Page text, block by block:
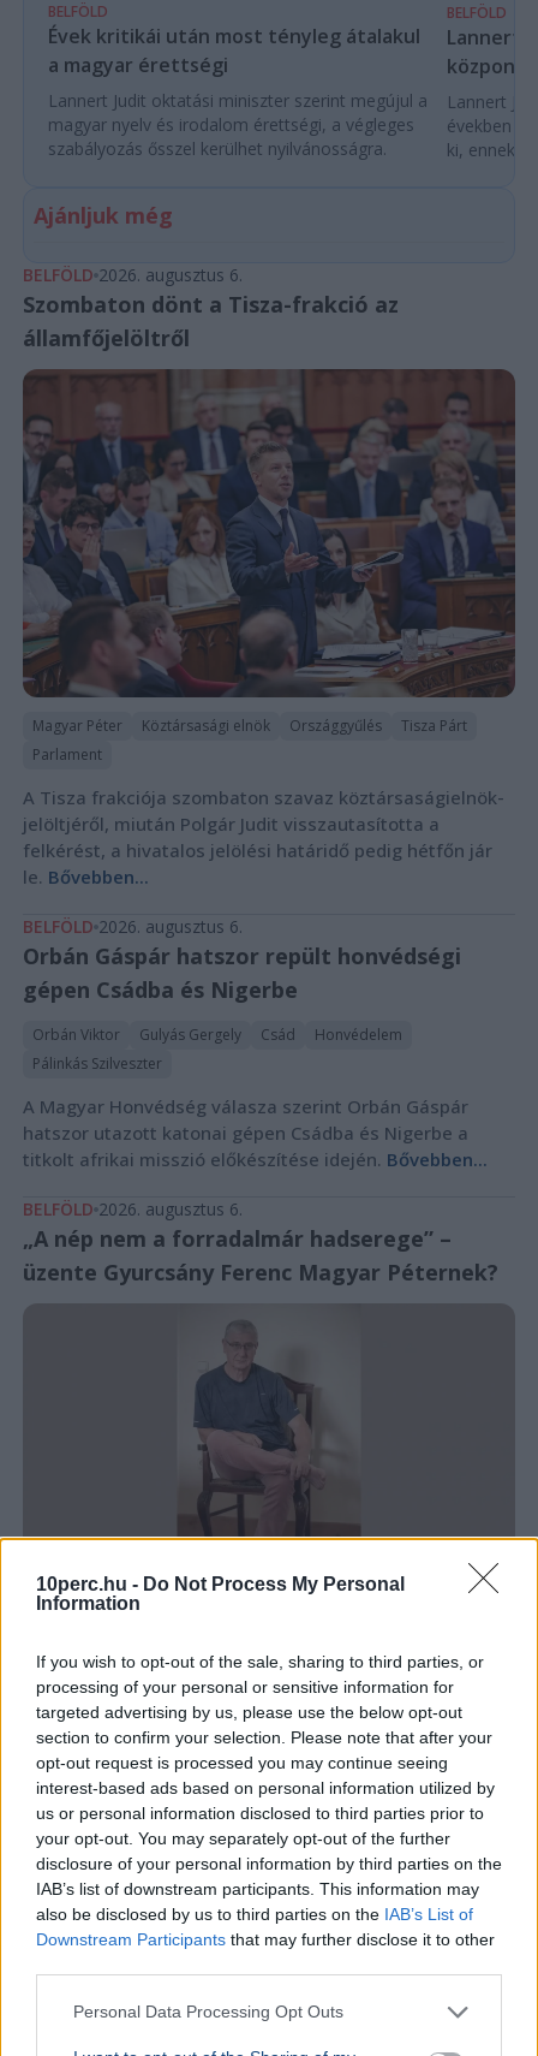
10perc.hu - Do Not Process My Personal
Information
If you wish to opt-out of the sale, sharing to third parties, or
processing of your personal or sensitive information for
targeted advertising by us, please use the below opt-out
section to confirm your selection. Please note that after your
opt-out request is processed you may continue seeing
interest-based ads based on personal information utilized by
us or personal information disclosed to third parties prior to
your opt-out. You may separately opt-out of the further
disclosure of your personal information by third parties on the
IAB’s list of downstream participants. This information may
also be disclosed by us to third parties on the IAB’s List of
Downstream Participants that may further disclose it to other
Personal Data Processing Opt Outs
BELFÖLD
Évek kritikái után most tényleg átalakul
a magyar érettségi
Lannert Judit oktatási miniszter szerint megújul a
magyar nyelv és irodalom érettségi, a végleges
szabályozás ősszel kerülhet nyilvánosságra.
BELFÖLD
Lannert
Lannert
években
ki, ennek
Ajánljuk még
BELFÖLD 2026. augusztus 6.
Szombaton dönt a Tisza-frakció az
államfőjelöltről
Magyar Péter Köztársasági elnök Országgyűlés
Tisza Párt
Parlament
A Tisza frakciója szombaton szavaz köztársaságielnök-
jelöltjéről, miután Polgár Judit visszautasította a
felkérést, a hivatalos jelölési határidő pedig hétfőn jár
le. Bővebben...
BELFÖLD 2026. augusztus 6.
Orbán Gáspár hatszor repült honvédségi
gépen Csádba és Nigerbe
Orbán Viktor Gulyás Gergely Csád
Honvédelem
Pálinkás Szilveszter
A Magyar Honvédség válasza szerint Orbán Gáspár
hatszor utazott katonai gépen Csádba és Nigerbe a
titkolt afrikai misszió előkészítése idején. Bővebben...
BELFÖLD 2026. augusztus 6.
„A nép nem a forradalmár hadserege” –
üzente Gyurcsány Ferenc Magyar Péternek?
Magyarország
Gyurcsány Ferenc Facebook-bejegyzésében arról írt,
hogy a forradalom után a nép megszerzett jogait az új
hatalom sem vonhatja vissza. Bővebben...
Rezsicsökkentés
GAZDASÁG
Az Amundi